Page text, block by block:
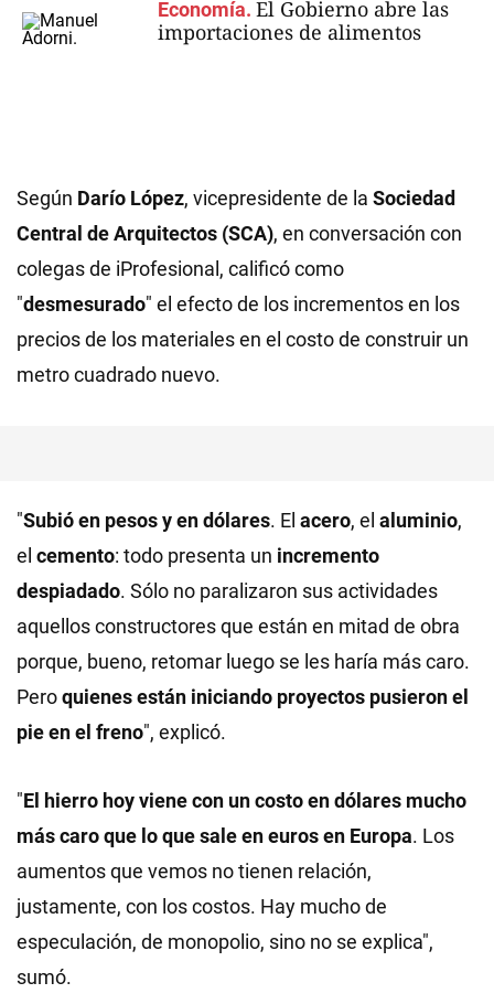
Economía. El Gobierno abre las
importaciones de alimentos
Según Darío López, vicepresidente de la Sociedad
Central de Arquitectos (SCA), en conversación con
colegas de iProfesional, calificó como
"desmesurado" el efecto de los incrementos en los
precios de los materiales en el costo de construir un
metro cuadrado nuevo.
"Subió en pesos y en dólares. El acero, el aluminio,
el cemento: todo presenta un incremento
despiadado. Sólo no paralizaron sus actividades
aquellos constructores que están en mitad de obra
porque, bueno, retomar luego se les haría más caro.
Peroquienes están iniciando proyectos pusieron el
pie en el freno", explicó.
"El hierro hoy viene con un costo en dólares mucho
más caro que lo que sale en euros en Europa. Los
aumentos que vemos no tienen relación,
justamente, con los costos. Hay mucho de
especulación, de monopolio, sino no se explica",
sumó.